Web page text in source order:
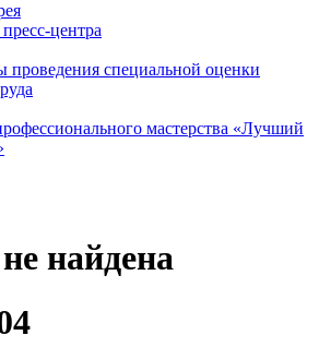
центра
проведения специальной оценки
мастерства «Лучший
найдена